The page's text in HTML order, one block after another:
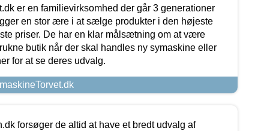
er en familievirksomhed der går 3 generationer
en stor ære i at sælge produkter i den højeste
priser. De har en klar målsætning om at være
butik når der skal handles ny symaskine eller
for at se deres udvalg.
forsøger de altid at have et bredt udvalg af